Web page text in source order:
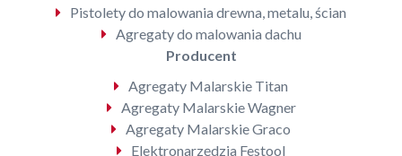
Pistolety do malowania drewna, metalu, ścian
Agregaty do malowania dachu
Producent
Agregaty Malarskie Titan
Agregaty Malarskie Wagner
Agregaty Malarskie Graco
Elektronarzędzia Festool